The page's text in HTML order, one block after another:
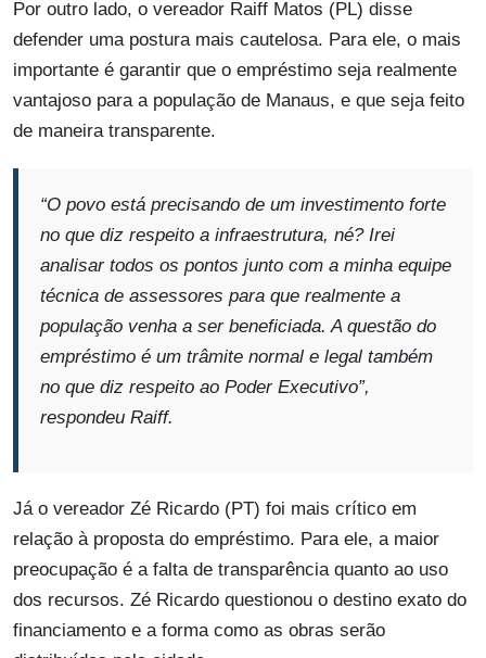
Por outro lado, o vereador Raiff Matos (PL) disse
defender uma postura mais cautelosa. Para ele, o mais
importante é garantir que o empréstimo seja realmente
vantajoso para a população de Manaus, e que seja feito
de maneira transparente.
“O povo está precisando de um investimento forte
no que diz respeito a infraestrutura, né? Irei
analisar todos os pontos junto com a minha equipe
técnica de assessores para que realmente a
população venha a ser beneficiada. A questão do
empréstimo é um trâmite normal e legal também
no que diz respeito ao Poder Executivo”,
respondeu Raiff.
Já o vereador Zé Ricardo (PT) foi mais crítico em
relação à proposta do empréstimo. Para ele, a maior
preocupação é a falta de transparência quanto ao uso
dos recursos. Zé Ricardo questionou o destino exato do
financiamento e a forma como as obras serão